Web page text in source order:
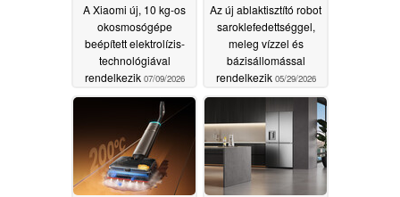
A Xiaomi új, 10 kg-os
okosmosógépe
beépített elektrolízis-
technológiával
rendelkezik 07/09/2026
Az új ablaktisztító robot
saroklefedettséggel,
meleg vízzel és
bázisállomással
rendelkezik 05/29/2026